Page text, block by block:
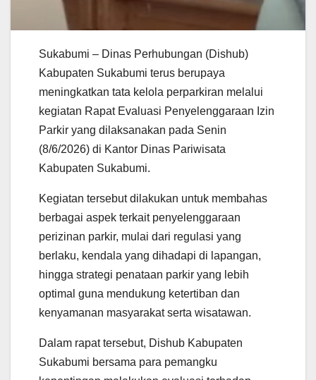
Sukabumi – Dinas Perhubungan (Dishub)
Kabupaten Sukabumi terus berupaya
meningkatkan tata kelola perparkiran melalui
kegiatan Rapat Evaluasi Penyelenggaraan Izin
Parkir yang dilaksanakan pada Senin
(8/6/2026) di Kantor Dinas Pariwisata
Kabupaten Sukabumi.
Kegiatan tersebut dilakukan untuk membahas
berbagai aspek terkait penyelenggaraan
perizinan parkir, mulai dari regulasi yang
berlaku, kendala yang dihadapi di lapangan,
hingga strategi penataan parkir yang lebih
optimal guna mendukung ketertiban dan
kenyamanan masyarakat serta wisatawan.
Dalam rapat tersebut, Dishub Kabupaten
Sukabumi bersama para pemangku